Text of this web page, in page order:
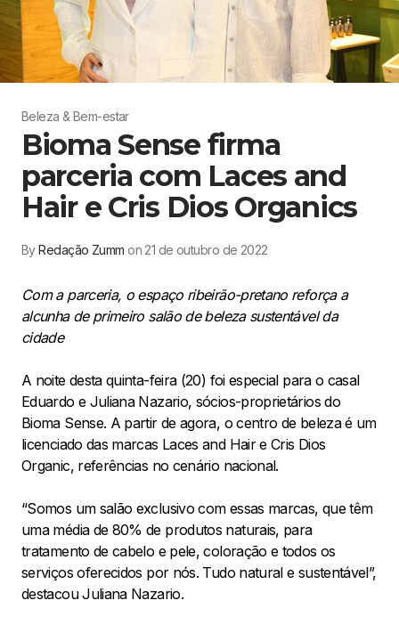
Beleza & Bem-estar
Bioma Sense firma
parceria com Laces and
Hair e Cris Dios Organics
ByRedação Zumm on 21 de outubro de 2022
Com a parceria, o espaço ribeirão-pretano reforça a
alcunha de primeiro salão de beleza sustentável da
cidade
A noite desta quinta-feira (20) foi especial para o casal
Eduardo e Juliana Nazario, sócios-proprietários do
Bioma Sense. A partir de agora, o centro de beleza é um
licenciado das marcas Laces and Hair e Cris Dios
Organic, referências no cenário nacional.
“Somos um salão exclusivo com essas marcas, que têm
uma média de 80% de produtos naturais, para
tratamento de cabelo e pele, coloração e todos os
serviços oferecidos por nós. Tudo natural e sustentável”,
destacou Juliana Nazario.